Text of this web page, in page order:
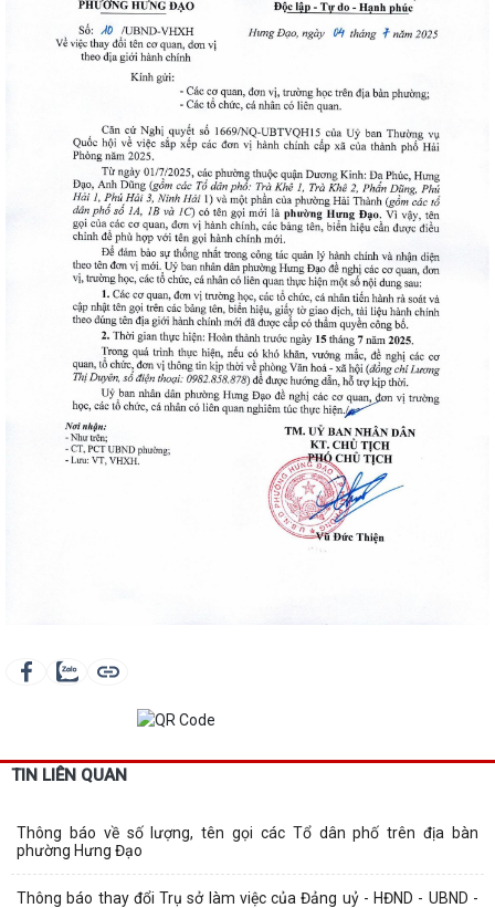
TIN LIÊN QUAN
Thông báo về số lượng, tên gọi các Tổ dân phố trên địa bàn
phường Hưng Đạo
Thông báo thay đổi Trụ sở làm việc của Đảng uỷ - HĐND - UBND -